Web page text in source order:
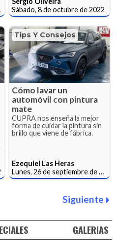
Sábado, 8 de octubre de 2022
Tips Y Consejos
Cómo lavar un
automóvil con pintura
mate
CUPRA nos enseña la mejor
forma de cuidar la pintura sin
brillo que viene de fábrica.
Ezequiel Las Heras
Lunes, 26 de septiembre de 2022
Siguiente
GALERIAS